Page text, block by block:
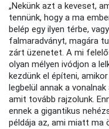
„Nekünk azt a keveset,
tennünk, hogy a ma
belép egy ilyen térbe,
falmaradványt, magára
zárt üzenetet. A mi
olyan mélyen ivódjon a
kezdünk el építeni,
legbelül annak a
amit tovább rajzolunk.
ennek a gigantikus
példája az, ami miatt ma